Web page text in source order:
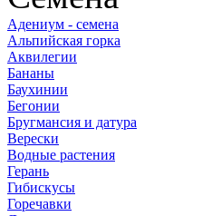
Адениум - семена
Альпийская горка
Аквилегии
Бананы
Баухинии
Бегонии
Бругмансия и датура
Верески
Водные растения
Герань
Гибискусы
Горечавки